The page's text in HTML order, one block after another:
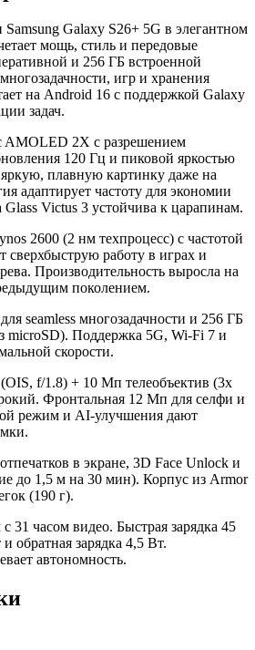
Galaxy S26+ 5G в элегантном
мощь, стиль и передовые
и 256 ГБ встроенной
игр и хранения
на Android 16 с поддержкой Galaxy
задач.
2X с разрешением
120 Гц и пиковой яркостью
яркую, плавную картинку даже на
адаптирует частоту для экономии
Victus 3 устойчива к царапинам.
2600 (2 нм техпроцесс) с частотой
сверхбыструю работу в играх и
Производительность выросла на
поколением.
seamless многозадачности и 256 ГБ
microSD). Поддержка 5G, Wi-Fi 7 и
скорости.
f/1.8) + 10 Мп телеобъектив (3x
Фронтальная 12 Мп для селфи и
режим и AI-улучшения дают
в экране, 3D Face Unlock и
до 1,5 м на 30 мин). Корпус из Armor
(190 г).
31 часом видео. Быстрая зарядка 45
обратная зарядка 4,5 Вт.
автономность.